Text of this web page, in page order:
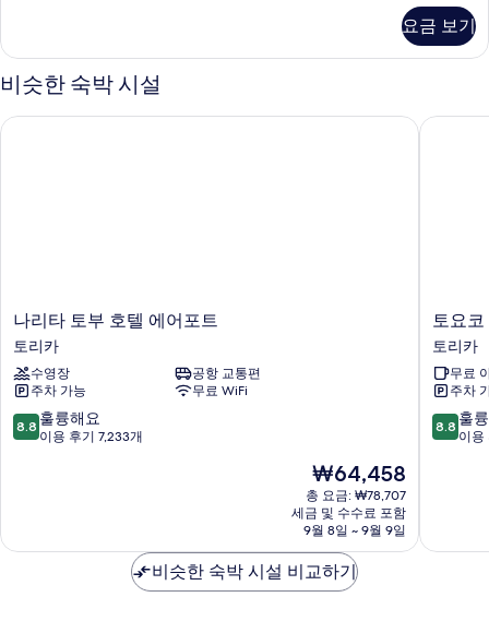
기
침
대
2
개,
보
기
트
윈
룸,
글
요금 보기
비슷한 숙박 시설
나
리
타
토
부
호
텔
리
나리타 토부 호텔 에어포트
토리카
수영장
공항 교통편
주차 가능
무료 WiFi
10
점
훌
8.8 훌륭해요
이용 후기 7,233개
현
재
요
금
₩64,458
₩64,458
총 요금: ₩78,707
세금 및 수수료 포함
9월 8일 ~ 9월 9일
나리타 토부 호텔 에어포트
토
요
코
인
나
리
타
칸
토요
토리카
무료
주차
10
점
훌
8.8 훌
이용
토요코
비슷한 숙박 시설 비교하기